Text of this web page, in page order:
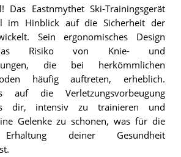
Das Eastnmythet Ski-Trainingsgerät
im Hinblick auf die Sicherheit der
Sein ergonomisches Design
Risiko von Knie- und
die bei herkömmlichen
häufig auftreten, erheblich.
auf die Verletzungsvorbeugung
dir, intensiv zu trainieren und
Gelenke zu schonen, was für die
Erhaltung deiner Gesundheit